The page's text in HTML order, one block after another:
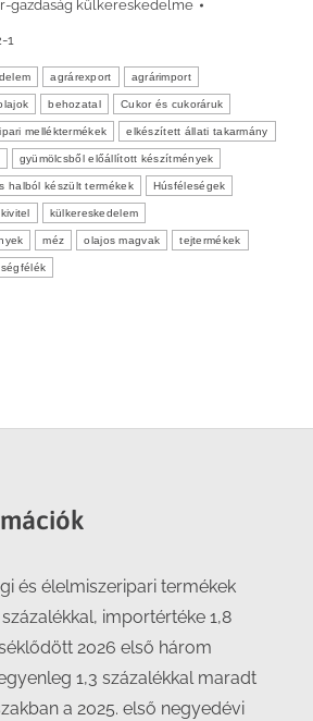
gazdaság külkereskedelme
1
agrárexport agrárimport
behozatal Cukor és cukoráruk
melléktermékek elkészített állati takarmány
gyümölcsből előállított készítmények
halból készült termékek Húsféleségek
kivitel külkereskedelem
méz olajos magvak tejtermékek
és élelmiszeripari termékek
importértéke 1,8
2026 első három
1,3 százalékkal maradt
a 2025. első negyedévi